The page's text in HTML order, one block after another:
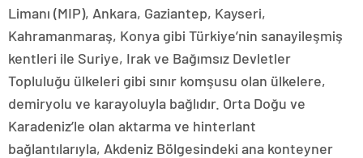
Limanı (MIP), Ankara, Gaziantep, Kayseri,
Kahramanmaraş, Konya gibi Türkiye’nin sanayileşmiş
kentleri ile Suriye, Irak ve Bağımsız Devletler
Topluluğu ülkeleri gibi sınır komşusu olan ülkelere,
demiryolu ve karayoluyla bağlıdır. Orta Doğu ve
Karadeniz’le olan aktarma ve hinterlant
bağlantılarıyla, Akdeniz Bölgesindeki ana konteyner